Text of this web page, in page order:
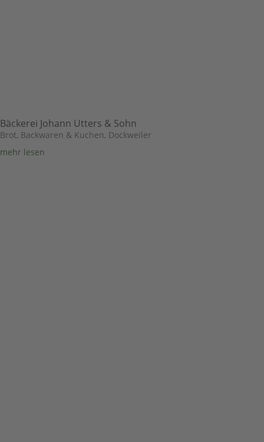
Bäckerei Johann Utters & Sohn
Brot, Backwaren & Kuchen, Dockweiler
mehr lesen